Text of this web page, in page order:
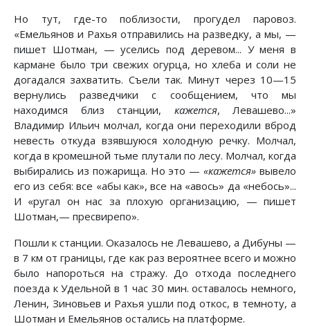
Но тут, где-то поблизости, прогудел паровоз.
«Емельянов и Рахья отправились на разведку, а мы, —
пишет Шотман, — уселись под деревом... У меня в
кармане было три свежих огурца, но хлеба и соли не
догадался захватить. Съели так. Минут через 10—15
вернулись разведчики с сообщением, что мы
находимся близ станции, кажется, Левашево...»
Владимир Ильич молчал, когда они переходили вброд
невесть откуда взявшуюся холодную речку. Молчал,
когда в кромешной тьме плутали по лесу. Молчал, когда
выбирались из пожарища. Но это — «кажется» вывело
его из себя: все «абы как», все на «авось» да «небось»...
И «ругал он нас за плохую организацию, — пишет
Шотман,— пресвирепо».
Пошли к станции. Оказалось не Левашево, а Дибуны —
в 7 км от границы, где как раз вероятнее всего и можно
было напороться на стражу. До отхода последнего
поезда к Удельной в 1 час 30 мин. оставалось немного,
Ленин, Зиновьев и Рахья ушли под откос, в темноту, а
Шотман и Емельянов остались на платформе.